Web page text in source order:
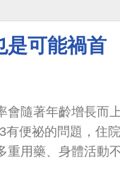
是可能禍首
會隨著年齡增長而
便祕的問題，住
重用藥、身體活動